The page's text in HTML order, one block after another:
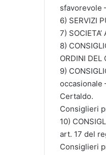
sfavorevole
6) SERVIZI
7)
8)
ORDINI DEL
9)
occasionale
Certaldo.
Consiglieri
10)
art. 17 del
Consiglieri